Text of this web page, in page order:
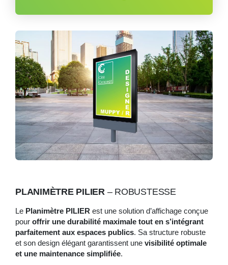
PLANIMÈTRE PILIER – ROBUSTESSE
Le Planimètre PILIER est une solution d’affichage conçue
pour offrir une durabilité maximale tout en s’intégrant
parfaitement aux espaces publics. Sa structure robuste
et son design élégant garantissent une visibilité optimale
et une maintenance simplifiée.